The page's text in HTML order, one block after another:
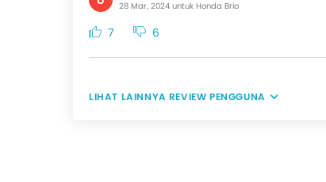
28 Mar, 2024 untuk Honda Brio
7 6
REVIEW PENGGUNA